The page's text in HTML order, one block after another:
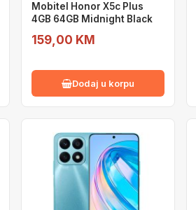
Mobitel Honor X5c Plus
4GB 64GB Midnight Black
159,00 KM
Dodaj u korpu